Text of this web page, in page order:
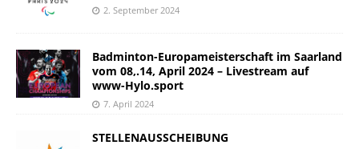
2. September 2024
Badminton-Europameisterschaft im Saarland
vom 08,.14, April 2024 – Livestream auf
www-Hylo.sport
7. April 2024
STELLENAUSSCHEIBUNG